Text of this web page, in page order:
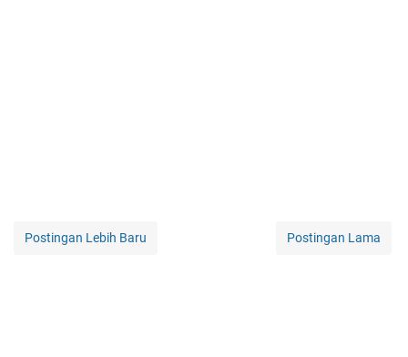
Postingan Lebih Baru Postingan Lama